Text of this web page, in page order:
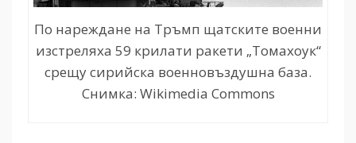
По нареждане на Тръмп щатските военни
изстреляха 59 крилати ракети „Томахоук“
срещу сирийска военновъздушна база.
Снимка: Wikimedia Commons